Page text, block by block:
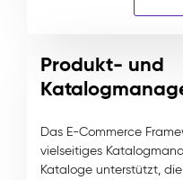
Produkt- und
Das E-Commerce
vielseitiges
Kataloge unterstützt,